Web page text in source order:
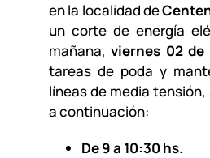
en la localidad de
un corte de energía
mañana,viernes 02 de
tareas de poda y
líneas de media
a continuación:
De 9 a 10:30 hs.